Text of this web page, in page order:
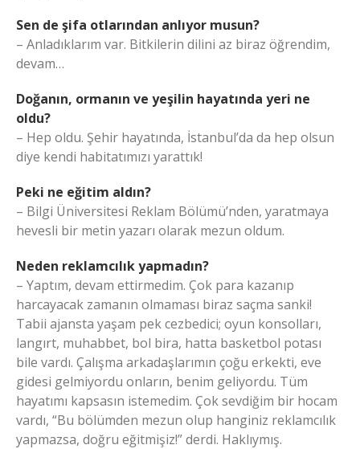
Sen de şifa otlarından anlıyor musun?
– Anladıklarım var. Bitkilerin dilini az biraz öğrendim,
devam…
Doğanın, ormanın ve yeşilin hayatında yeri ne
oldu?
– Hep oldu. Şehir hayatında, İstanbul’da da hep olsun
diye kendi habitatımızı yarattık!
Peki ne eğitim aldın?
– Bilgi Üniversitesi Reklam Bölümü’nden, yaratmaya
hevesli bir metin yazarı olarak mezun oldum.
Neden reklamcılık yapmadın?
– Yaptım, devam ettirmedim. Çok para kazanıp
harcayacak zamanın olmaması biraz saçma sanki!
Tabii ajansta yaşam pek cezbedici; oyun konsolları,
langırt, muhabbet, bol bira, hatta basketbol potası
bile vardı. Çalışma arkadaşlarımın çoğu erkekti, eve
gidesi gelmiyordu onların, benim geliyordu. Tüm
hayatımı kapsasın istemedim. Çok sevdiğim bir hocam
vardı, “Bu bölümden mezun olup hanginiz reklamcılık
yapmazsa, doğru eğitmişiz!” derdi. Haklıymış.